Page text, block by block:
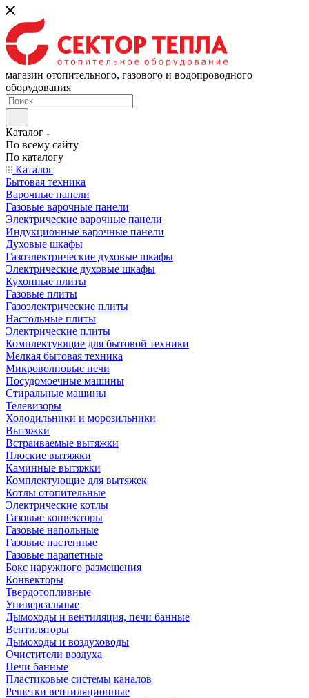
магазин отопительного, газового и водопроводного
оборудования
Каталог
По всему сайту
По каталогу
Каталог
Бытовая техника
Варочные панели
Газовые варочные панели
Электрические варочные панели
Индукционные варочные панели
Духовые шкафы
Газоэлектрические духовые шкафы
Электрические духовые шкафы
Кухонные плиты
Газовые плиты
Газоэлектрические плиты
Настольные плиты
Электрические плиты
Комплектующие для бытовой техники
Мелкая бытовая техника
Микроволновые печи
Посудомоечные машины
Стиральные машины
Телевизоры
Холодильники и морозильники
Вытяжки
Встраиваемые вытяжки
Плоские вытяжки
Каминные вытяжки
Комплектующие для вытяжек
Котлы отопительные
Электрические котлы
Газовые конвекторы
Газовые напольные
Газовые настенные
Газовые парапетные
Бокс наружного размещения
Конвекторы
Твердотопливные
Универсальные
Дымоходы и вентиляция, печи банные
Вентиляторы
Дымоходы и воздуховоды
Очистители воздуха
Печи банные
Пластиковые системы каналов
Решетки вентиляционные